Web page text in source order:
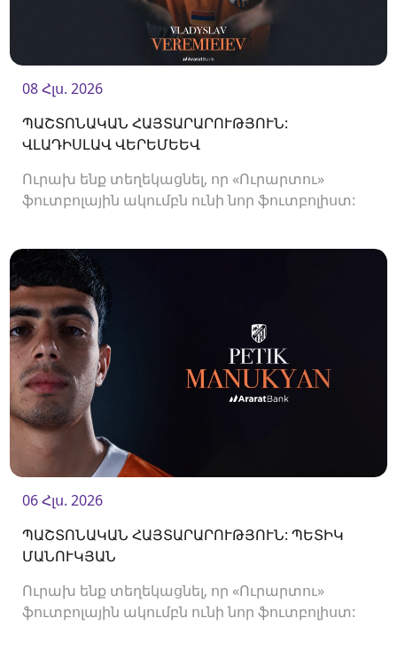
08 Հլս. 2026
ՊԱՇՏՈՆԱԿԱՆ ՀԱՅՏԱՐԱՐՈՒԹՅՈՒՆ:
ՎԼԱԴԻՍԼԱՎ ՎԵՐԵՄԵԵՎ
Ուրախ ենք տեղեկացնել, որ «Ուրարտու»
ֆուտբոլային ակումբն ունի նոր ֆուտբոլիստ:
06 Հլս. 2026
ՊԱՇՏՈՆԱԿԱՆ ՀԱՅՏԱՐԱՐՈՒԹՅՈՒՆ: ՊԵՏԻԿ
ՄԱՆՈՒԿՅԱՆ
Ուրախ ենք տեղեկացնել, որ «Ուրարտու»
ֆուտբոլային ակումբն ունի նոր ֆուտբոլիստ: